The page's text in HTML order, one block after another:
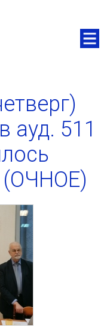
ауд. 511
(ОЧНОЕ)